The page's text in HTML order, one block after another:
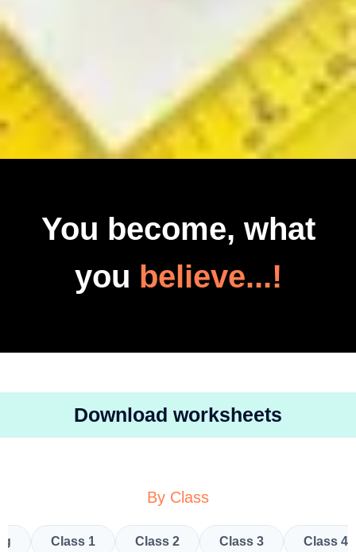
You become, what
you believe...!
Download worksheets
By Class
Class 1 Class 2 Class 3 Class 4